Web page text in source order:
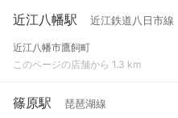
近江八幡駅 近江鉄道八日市線
近江八幡市鷹飼町
このページの店舗から 1.3 km
篠原駅 琵琶湖線